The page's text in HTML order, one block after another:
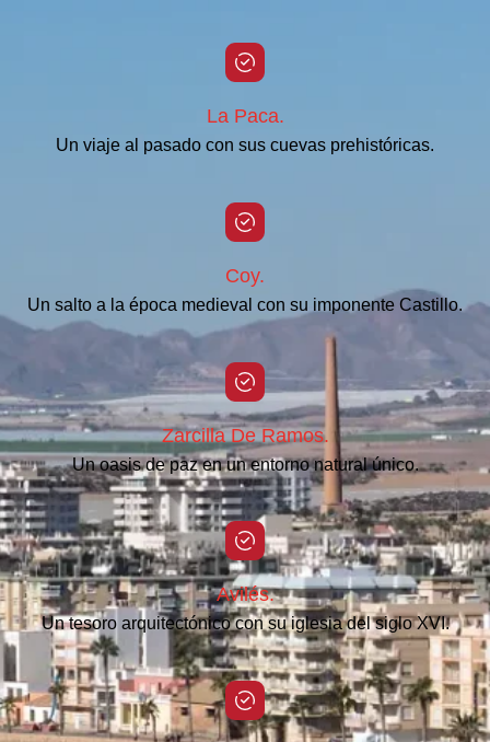
La Paca.
Un viaje al pasado con sus cuevas prehistóricas.
Coy.
Un salto a la época medieval con su imponente Castillo.
Zarcilla De Ramos.
Un oasis de paz en un entorno natural único.
Avilés.
Un tesoro arquitectónico con su iglesia del siglo XVI.